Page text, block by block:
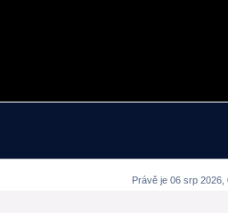
Právě je 06 srp